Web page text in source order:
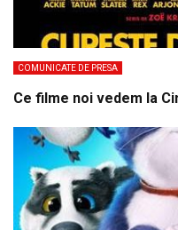
COMUNICATE DE PRESA
Ce filme noi vedem la